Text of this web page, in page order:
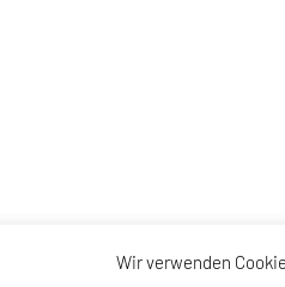
Wir verwenden